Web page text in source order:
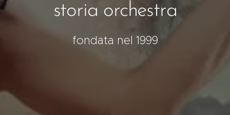
storia orchestra
fondata nel 1999